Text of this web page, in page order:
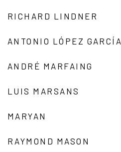
RICHARD LINDNER
ANTONIO LÓPEZ GARCÍA
ANDRÉ MARFAING
LUIS MARSANS
MARYAN
RAYMOND MASON